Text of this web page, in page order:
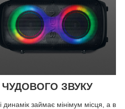
ЧУДОВОГО ЗВУКУ
займає мінімум місця, а в